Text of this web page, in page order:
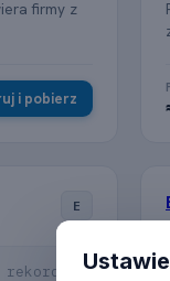
firmy z
i pobierz
E
rekordów